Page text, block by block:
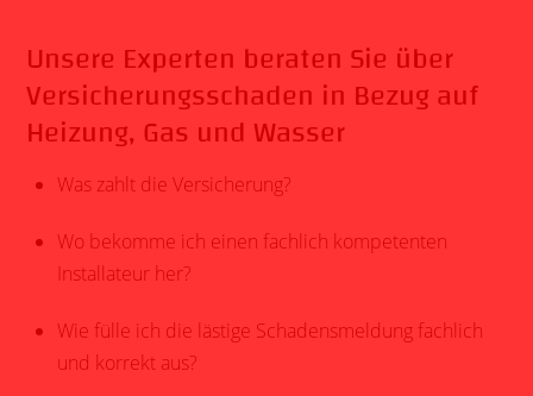
Unsere Experten beraten Sie über
Versicherungsschaden in Bezug auf
Heizung, Gas und Wasser
Was zahlt die Versicherung?
Wo bekomme ich einen fachlich kompetenten
Installateur her?
Wie fülle ich die lästige Schadensmeldung fachlich
und korrekt aus?